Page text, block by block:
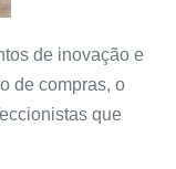
de inovação e
de compras, o
que